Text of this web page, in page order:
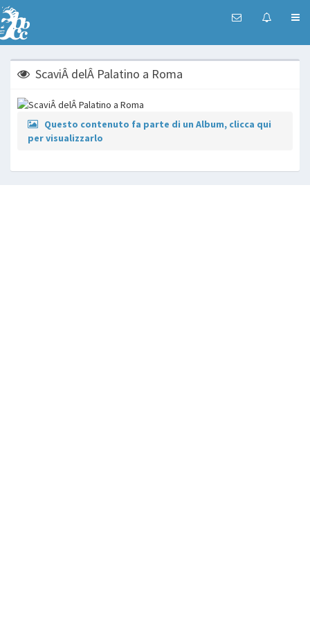
ScaviÂ delÂ Palatino a Roma
Questo contenuto fa parte di un Album, clicca qui
per visualizzarlo